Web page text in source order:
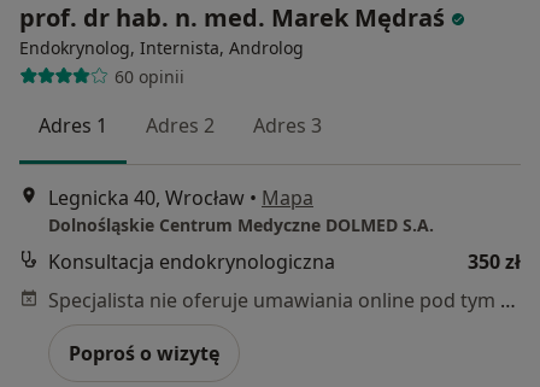
prof. dr hab. n. med. Marek Mędraś
Endokrynolog, Internista, Androlog
60 opinii
Adres 1 Adres 2 Adres 3
Legnicka 40, Wrocław • Mapa
Dolnośląskie Centrum Medyczne DOLMED S.A.
Konsultacja endokrynologiczna
350 zł
Specjalista nie oferuje umawiania online pod tym adresem.
Poproś o wizytę